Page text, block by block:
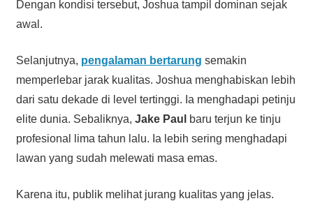
Dengan kondisi tersebut, Joshua tampil dominan sejak
awal.
Selanjutnya, pengalaman bertarung semakin
memperlebar jarak kualitas. Joshua menghabiskan lebih
dari satu dekade di level tertinggi. Ia menghadapi petinju
elite dunia. Sebaliknya, Jake Paul
baru terjun ke tinju
profesional lima tahun lalu. Ia lebih sering menghadapi
lawan yang sudah melewati masa emas.
Karena itu, publik melihat jurang kualitas yang jelas.